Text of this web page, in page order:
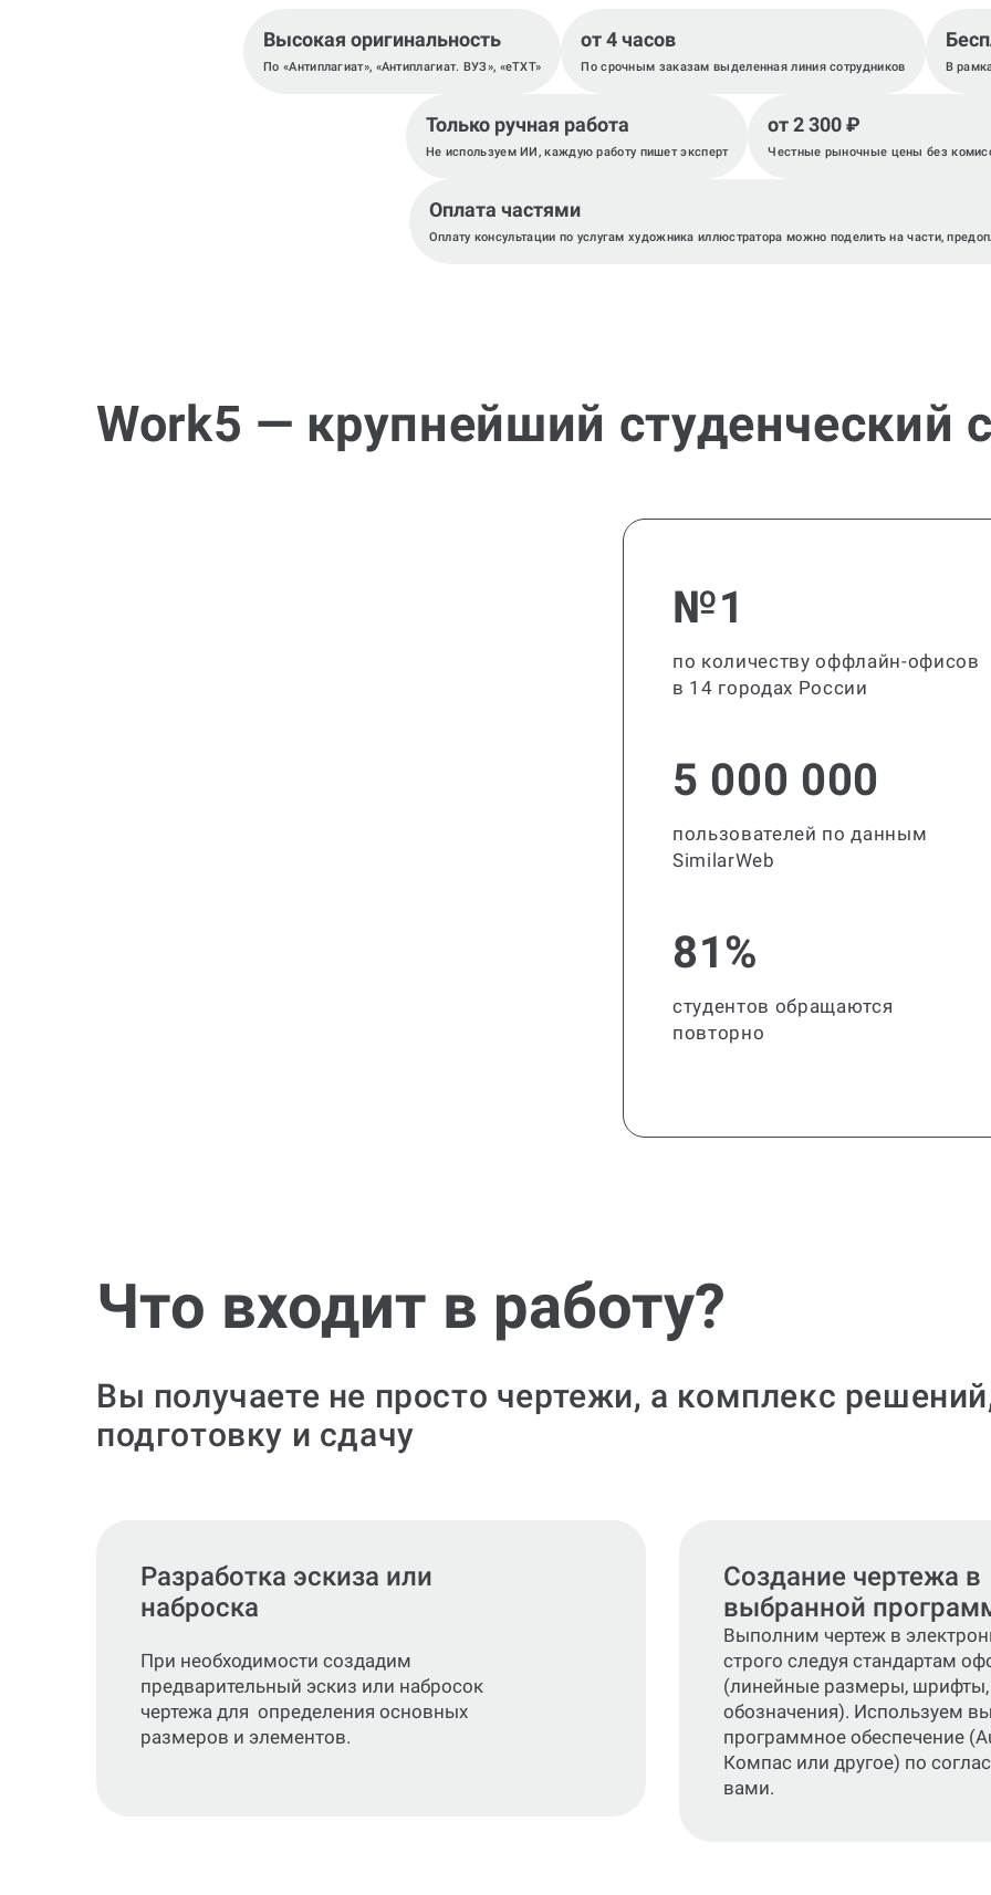
Высокая оригинальность
По «Антиплагиат», «Антиплагиат. ВУЗ», «eTXT»
от 4 часов
По срочным заказам выделенная линия сотрудников В
Только ручная работа
Не используем ИИ, каждую работу пишет эксперт
от 2 300 ₽
Честные рыночные цены без
Оплата частями
Оплату консультации по услугам художника иллюстратора можно поделить на части,
Work5 — крупнейший студенческий
№1
по количеству оффлайн-офисов
в 14 городах России
5 000 000
пользователей по данным
SimilarWeb
81%
студентов обращаются
повторно
Что входит в работу?
Вы получаете не просто чертежи, а комплекс
подготовку и сдачу
Разработка эскиза или
наброска
При необходимости создадим
предварительный эскиз или набросок
чертежа для определения основных
размеров и элементов.
Создание чертежа в
выбранной
Выполним чертеж в
строго следуя стандартам
(линейные размеры, шрифты,
обозначения). Используем
программное обеспечение
Компас или другое) по
вами.